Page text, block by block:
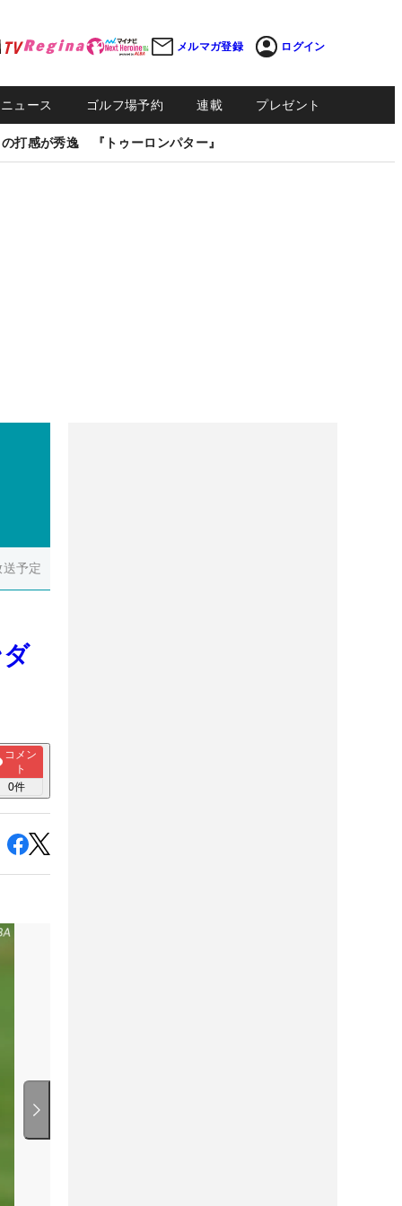
メルマガ登録 ログイン
ュース ゴルフ場予約 連載 プレゼント
打感が秀逸 『トゥーロンパター』
予定
コメン
ト
0件